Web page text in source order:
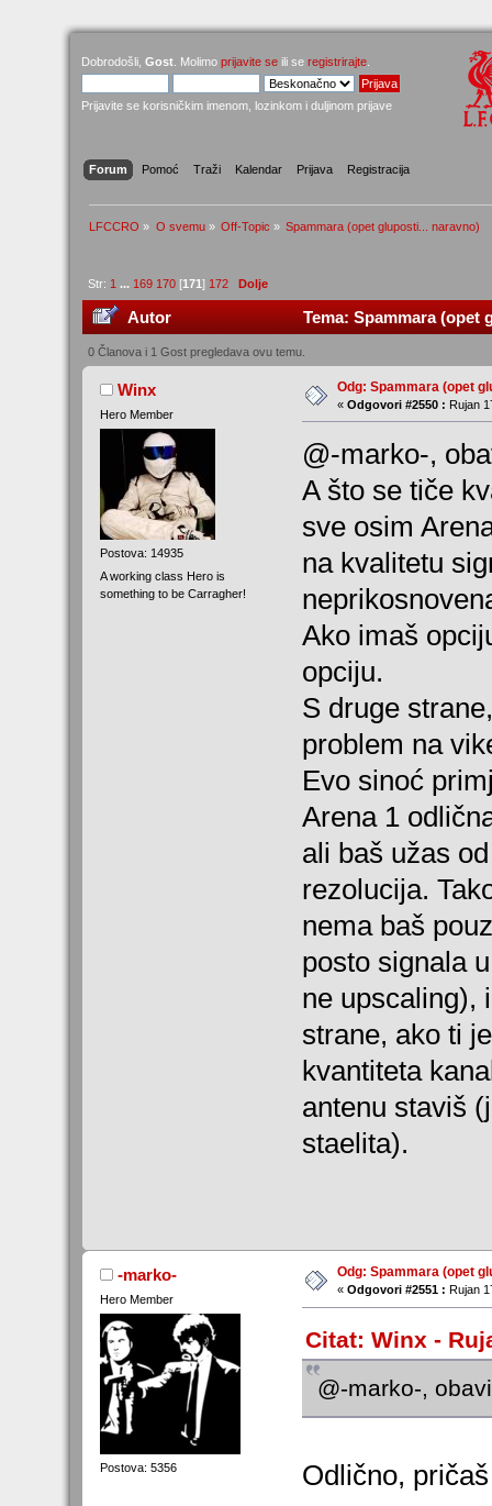
Dobrodošli, Gost . Molimo prijavite se ili se registrirajte
Prijavite se korisničkim imenom, lozinkom i duljinom prijave
Forum Pomoć Traži Kalendar Prijava Registracija
LFCCRO » O svemu» Off-Topic » Spammara (opet gluposti... naravno)
Str: 1 ... 169 170 [171] 172 Dolje
Autor Tema: Spammara (opet
0 Članova i 1 Gost pregledava ovu temu.
Winx
Hero Member
Postova: 14935
A working class Hero is
something to be Carragher!
Odg: Spammara (opet
« Odgovori #2550 : Rujan
@-marko-,
A što se tiče
sve osim
na kvalitetu
Ako imaš
opciju.
S druge
problem na
Evo sinoć
Arena 1
ali baš užas
rezolucija.
nema baš
posto signala
ne upscaling),
strane, ako ti
kvantiteta
antenu staviš
staelita).
-marko-
Hero Member
Postova: 5356
Odg: Spammara (opet
« Odgovori #2551 : Rujan
Citat: Winx -
@-marko-,
Odlično,